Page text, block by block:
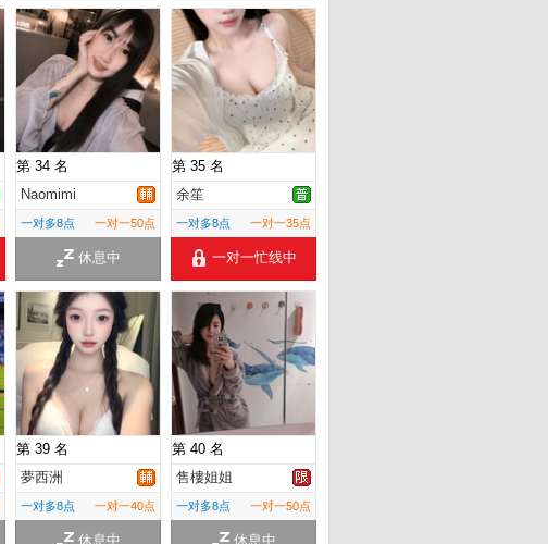
第 34 名
Naomimi
一对多8点 一对一50点
休息中
第 35 名
余笙
一对多8点 一对一35点
一对一忙线中
第 39 名
夢西洲
一对多8点 一对一40点
休息中
第 40 名
售樓姐姐
一对多8点 一对一50点
休息中